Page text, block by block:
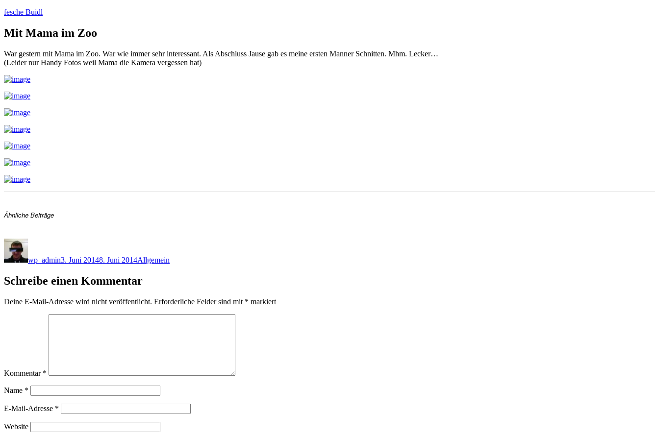
Zum
springen
fesche Buidl
Mit Mama im Zoo
War gestern mit Mama im Zoo. War wie immer sehr interessant. Als Abschluss Jause gab es meine ersten Manner Schnitten. Mhm. Lecker…
(Leider nur Handy Fotos weil Mama die Kamera vergessen hat)
Ähnliche Beiträge
Autor
wp_admin3. Juni 20148. Juni 2014Allgemein
Schreibe einen Kommentar
Deine E-Mail-Adresse wird nicht veröffentlicht. Erforderliche Felder sind mit * markiert
Kommentar *
Name *
E-Mail-Adresse *
Website